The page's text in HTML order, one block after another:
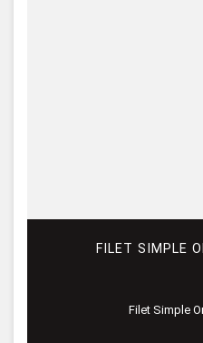
FILET SIMPLE
Filet Simple